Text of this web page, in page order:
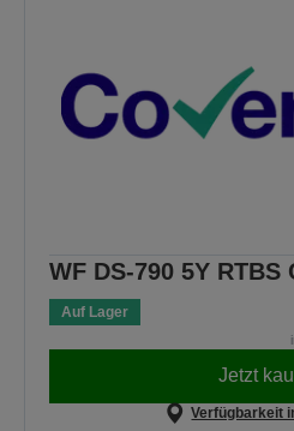
WF DS-790 5Y RTBS
Auf Lager
Jetzt
Verfügbarkeit